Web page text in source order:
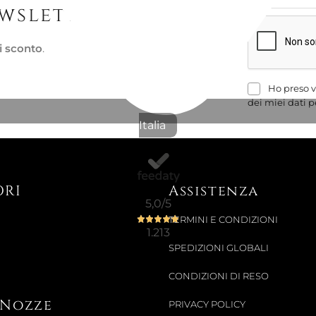
Italia
5,0/5
1.213
sconto.
Ho preso
dei miei dati
Assistenza
TERMINI E CONDIZIONI
SPEDIZIONI GLOBALI
CONDIZIONI DI RESO
PRIVACY POLICY